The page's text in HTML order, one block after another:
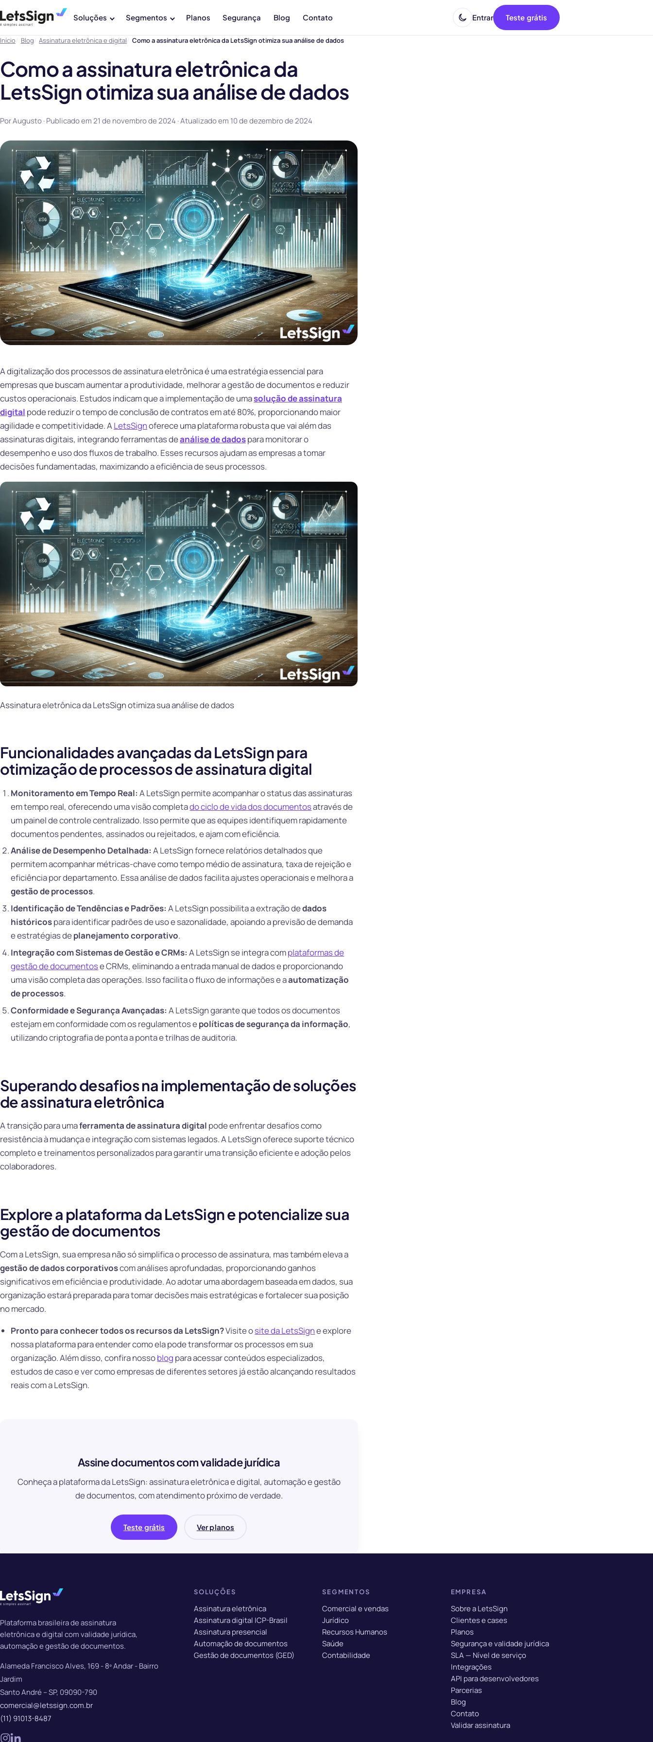
Soluções Segmentos Planos Segurança Blog Contato Entrar Teste grátis
Início Blog Assinatura eletrônica e digital Como a assinatura eletrônica da LetsSign otimiza sua análise de dados
Como a assinatura eletrônica da
LetsSign otimiza sua análise de dados
Por Augusto · Publicado em21 de novembro de 2024 · Atualizado em 10 de dezembro de 2024
A digitalização dos processos de assinatura eletrônica é uma estratégia essencial para
empresas que buscam aumentar a produtividade, melhorar a gestão de documentos e reduzir
custos operacionais. Estudos indicam que a implementação de umasolução de assinatura
digital pode reduzir o tempo de conclusão de contratos em até 80%, proporcionando maior
agilidade e competitividade. ALetsSignoferece uma plataforma robusta que vai além das
assinaturas digitais, integrando ferramentas deanálise de dadospara monitorar o
desempenho e uso dos fluxos de trabalho. Esses recursos ajudam as empresas a tomar
decisões fundamentadas, maximizando a eficiência de seus processos.
Assinatura eletrônica da LetsSign otimiza sua análise de dados
Funcionalidades avançadas da LetsSign para
otimização de processos de assinatura digital
Monitoramento em Tempo Real: A LetsSign permite acompanhar o status das assinaturas
em tempo real, oferecendo uma visão completado ciclo de vida dos documentosatravés de
um painel de controle centralizado. Isso permite que as equipes identifiquem rapidamente
documentos pendentes, assinados ou rejeitados, e ajam com eficiência.
Análise de Desempenho Detalhada: A LetsSign fornece relatórios detalhados que
permitem acompanhar métricas-chave como tempo médio de assinatura, taxa de rejeição e
eficiência por departamento. Essa análise de dados facilita ajustes operacionais e melhora a
gestão de processos.
Identificação de Tendências e Padrões: A LetsSign possibilita a extração dedados
históricospara identificar padrões de uso e sazonalidade, apoiando a previsão de demanda
e estratégias deplanejamento corporativo.
Integração com Sistemas de Gestão e CRMs: A LetsSign se integra complataformas de
gestão de documentose CRMs, eliminando a entrada manual de dados e proporcionando
uma visão completa das operações. Isso facilita o fluxo de informações e aautomatização
de processos.
Conformidade e Segurança Avançadas: A LetsSign garante que todos os documentos
estejam em conformidade com os regulamentos epolíticas de segurança da informação,
utilizando criptografia de ponta a ponta e trilhas de auditoria.
Superando desafios na implementação de soluções
de assinatura eletrônica
A transição para umaferramenta de assinatura digital pode enfrentar desafios como
resistência à mudança e integração com sistemas legados. A LetsSign oferece suporte técnico
completo e treinamentos personalizados para garantir uma transição eficiente e adoção pelos
colaboradores.
Explore a plataforma da LetsSign e potencialize sua
gestão de documentos
Com a LetsSign, sua empresa não só simplifica o processo de assinatura, mas também eleva a
gestão de dados corporativoscom análises aprofundadas, proporcionando ganhos
significativos em eficiência e produtividade. Ao adotar uma abordagem baseada em dados, sua
organização estará preparada para tomar decisões mais estratégicas e fortalecer sua posição
no mercado.
Pronto para conhecer todos os recursos da LetsSign?Visite osite da LetsSigne explore
nossa plataforma para entender como ela pode transformar os processos em sua
organização. Além disso, confira nossoblog para acessar conteúdos especializados,
estudos de caso e ver como empresas de diferentes setores já estão alcançando resultados
reais com a LetsSign.
Assine documentos com validade jurídica
Conheça a plataforma da LetsSign: assinatura eletrônica e digital, automação e gestão
de documentos, com atendimento próximo de verdade.
Teste grátis Ver planos
Plataforma brasileira de assinatura
eletrônica e digital com validade jurídica,
automação e gestão de documentos.
Alameda Francisco Alves, 169 - 8º Andar - Bairro
Jardim
Santo André – SP, 09090-790
comercial@letssign.com.br
(11) 91013-8487
SOLUÇÕES
Assinatura eletrônica
Assinatura digital ICP-Brasil
Assinatura presencial
Automação de documentos
Gestão de documentos (GED)
SEGMENTOS
Comercial e vendas
Jurídico
Recursos Humanos
Saúde
Contabilidade
EMPRESA
Sobre a LetsSign
Clientes e cases
Planos
Segurança e validade jurídica
SLA — Nível de serviço
Integrações
API para desenvolvedores
Parcerias
Blog
Contato
Validar assinatura